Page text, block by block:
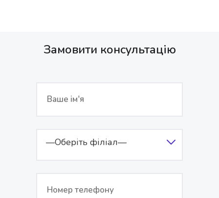
Замовити консультацію
—Оберіть філіал—